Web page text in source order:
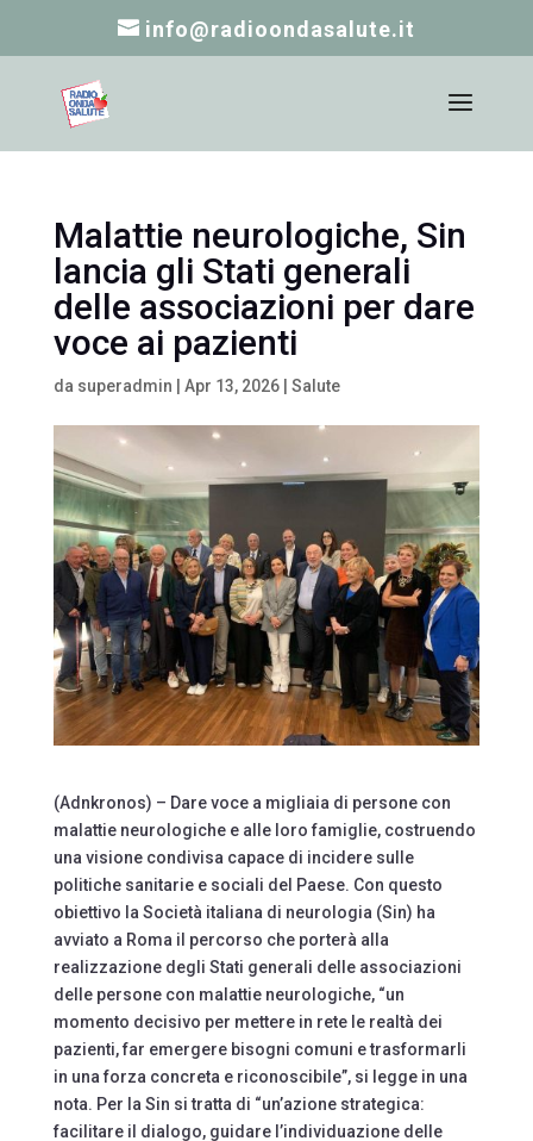
info@radioondasalute.it
Malattie neurologiche, Sin
lancia gli Stati generali
delle associazioni per dare
voce ai pazienti
da superadmin Apr 13, 2026| Salute
(Adnkronos) – Dare voce a migliaia di persone con
malattie neurologiche e alle loro famiglie, costruendo
una visione condivisa capace di incidere sulle
politiche sanitarie e sociali del Paese. Con questo
obiettivo la Società italiana di neurologia (Sin) ha
avviato a Roma il percorso che porterà alla
realizzazione degli Stati generali delle associazioni
delle persone con malattie neurologiche, “un
momento decisivo per mettere in rete le realtà dei
pazienti, far emergere bisogni comuni e trasformarli
in una forza concreta e riconoscibile”, si legge in una
nota. Per la Sin si tratta di “un’azione strategica:
facilitare il dialogo, guidare l’individuazione delle